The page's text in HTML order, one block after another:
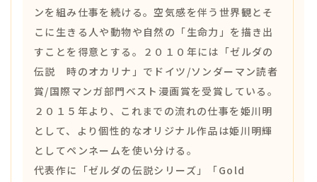
ンを組み仕事を続ける。空気感を伴う世界観とそ
こに生きる人や動物や自然の「生命力」を描き出
すことを得意とする。２０１０年には「ゼルダの
伝説 時のオカリナ」でドイツ/ソンダーマン読者
賞/国際マンガ部門ベスト漫画賞を受賞している。
２０１５年より、これまでの流れの仕事を姫川明
として、より個性的なオリジナル作品は姫川明輝
としてペンネームを使い分ける。
代表作に「ゼルダの伝説シリーズ」「Gold